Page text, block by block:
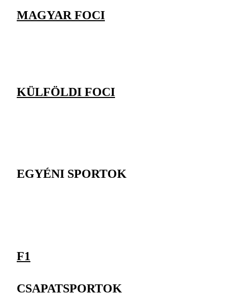
MAGYAR FOCI
KÜLFÖLDI FOCI
EGYÉNI SPORTOK
F1
CSAPATSPORTOK